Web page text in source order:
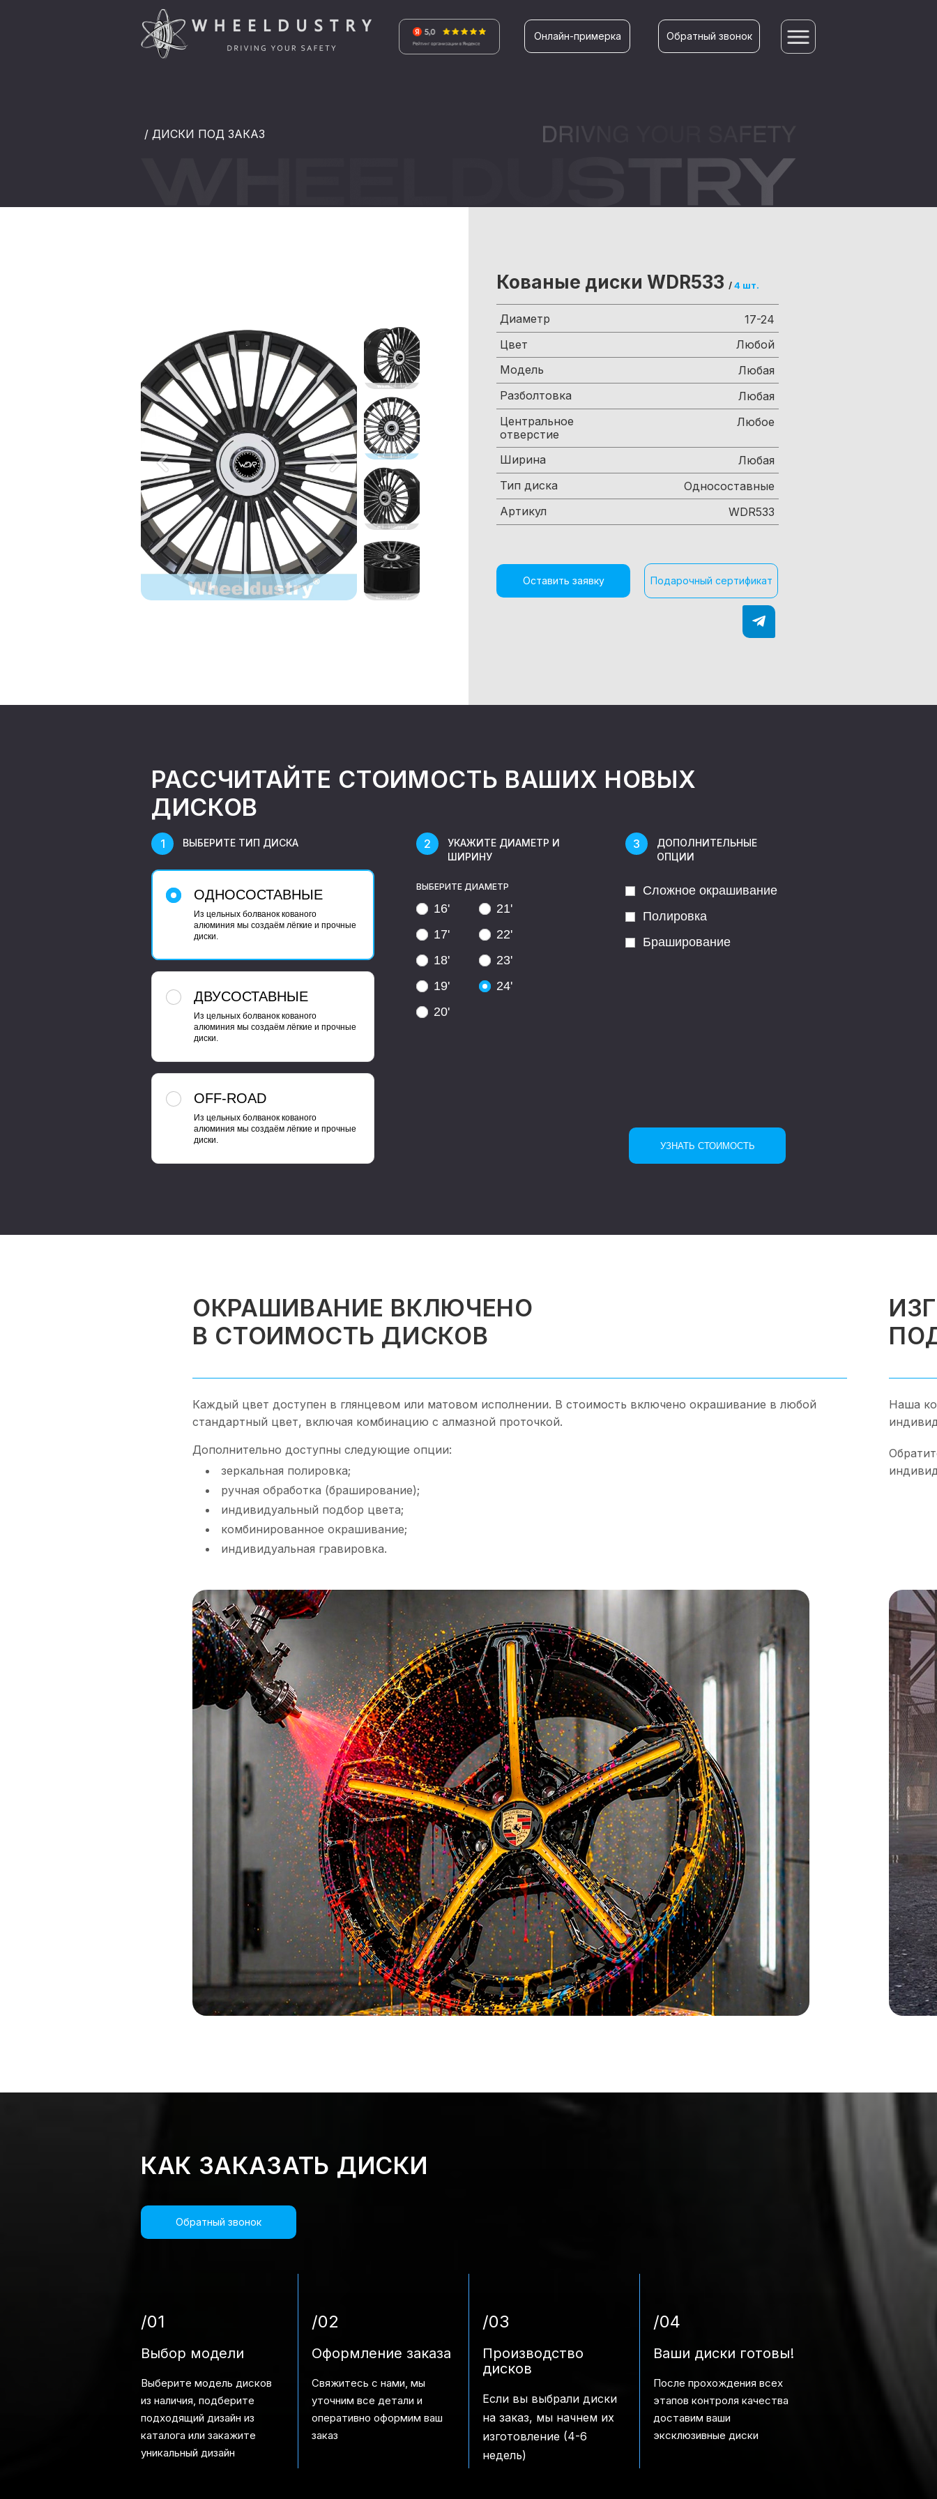
Онлайн-примерка Обратный звонок
/ ДИСКИ ПОД ЗАКАЗ
Кованые диски WDR533 /4 шт.
Диаметр
17-24
Цвет
Любой
Модель
Любая
Разболтовка
Любая
Центральное
отверстие
Любое
Ширина
Любая
Тип диска
Односоставные
Артикул
WDR533
Оставить заявку Подарочный сертификат
РАССЧИТАЙТЕ СТОИМОСТЬ ВАШИХ НОВЫХ
ДИСКОВ
ВЫБЕРИТЕ ТИП ДИСКА
ОДНОСОСТАВНЫЕ
Из цельных болванок кованого
алюминия мы создаём лёгкие и прочные
диски.
ДВУСОСТАВНЫЕ
Из цельных болванок кованого
алюминия мы создаём лёгкие и прочные
диски.
OFF-ROAD
Из цельных болванок кованого
алюминия мы создаём лёгкие и прочные
диски.
УКАЖИТЕ ДИАМЕТР И
ШИРИНУ
ВЫБЕРИТЕ ДИАМЕТР
16'
17'
18'
19'
20'
21'
22'
23'
24'
ДОПОЛНИТЕЛЬНЫЕ
ОПЦИИ
Сложное окрашивание
Полировка
Браширование
ОКРАШИВАНИЕ ВКЛЮЧЕНО
В СТОИМОСТЬ ДИСКОВ
Каждый цвет доступен в глянцевом или матовом исполнении. В стоимость включено окрашивание в любой
стандартный цвет, включая комбинацию с алмазной проточкой.
Дополнительно доступны следующие опции:
зеркальная полировка;
ручная обработка (браширование);
индивидуальный подбор цвета;
комбинированное окрашивание;
индивидуальная гравировка.
Наша
КАК ЗАКАЗАТЬ ДИСКИ
Обратный звонок
/01
Выбор модели
Выберите модель дисков
из наличия, подберите
подходящий дизайн из
каталога или закажите
уникальный дизайн
/02
Оформление заказа
Свяжитесь с нами, мы
уточним все детали и
оперативно оформим ваш
заказ
/03
Производство
дисков
Если вы выбрали диски
на заказ, мы начнем их
изготовление (4-6
недель)
/04
Ваши диски готовы!
После прохождения всех
этапов контроля качества
доставим ваши
эксклюзивные диски